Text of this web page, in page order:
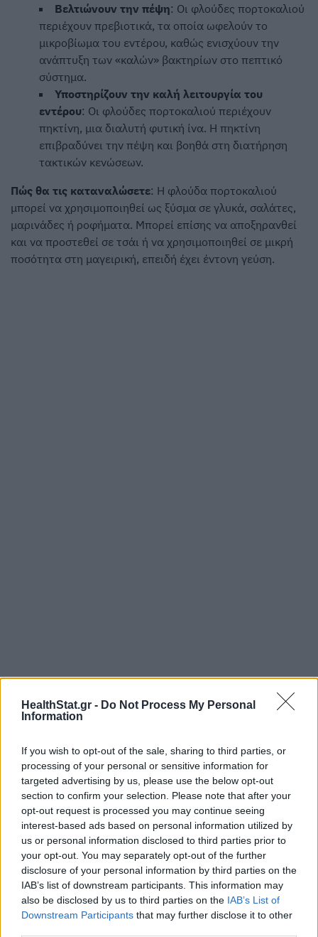
HealthStat.gr - Do Not Process My Personal
Information
If you wish to opt-out of the sale, sharing to third parties, or
processing of your personal or sensitive information for
targeted advertising by us, please use the below opt-out
section to confirm your selection. Please note that after your
opt-out request is processed you may continue seeing
interest-based ads based on personal information utilized by
us or personal information disclosed to third parties prior to
your opt-out. You may separately opt-out of the further
disclosure of your personal information by third parties on the
IAB’s list of downstream participants. This information may
also be disclosed by us to third parties on the IAB’s List of
Downstream Participants that may further disclose it to other
Βελτιώνουν την πέψη: Οι φλούδες πορτοκαλιού
περιέχουν πρεβιοτικά, τα οποία ωφελούν το
μικροβίωμα του εντέρου, καθώς ενισχύουν την
ανάπτυξη των «καλών» βακτηρίων στο πεπτικό
σύστημα.
Υποστηρίζουν την καλή λειτουργία του
εντέρου: Οι φλούδες πορτοκαλιού περιέχουν
πηκτίνη, μια διαλυτή φυτική ίνα. Η πηκτίνη
επιβραδύνει την πέψη και βοηθά στη διατήρηση
τακτικών κενώσεων.
Πώς θα τις καταναλώσετε: Η φλούδα πορτοκαλιού
μπορεί να χρησιμοποιηθεί ως ξύσμα σε γλυκά, σαλάτες,
μαρινάδες ή ροφήματα. Μπορεί επίσης να αποξηρανθεί
και να προστεθεί σε τσάι ή να χρησιμοποιηθεί σε μικρή
ποσότητα στη μαγειρική, επειδή έχει έντονη γεύση.
Tο φρούτο που μπορεί να
προσθέσει χρόνια στη ζωή σας,
σύμφωνα με μια διαιτολόγο
Μπορείτε να τρώτε φρούτα το
βράδυ εάν έχετε πρόβλημα με
το σάκχαρο;
Είναι υγιεινό να πίνετε νερό